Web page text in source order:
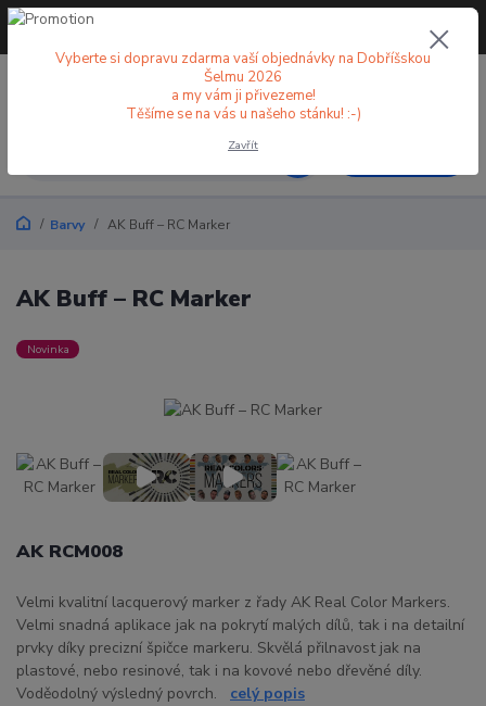
+420 773 998 582
Barvy AK Buff – RC Marker
AK Buff – RC Marker
Novinka
AK RCM008
Velmi kvalitní lacquerový marker z řady AK Real Color Markers.
Velmi snadná aplikace jak na pokrytí malých dílů, tak i na detailní
prvky díky precizní špičce markeru. Skvělá přilnavost jak na
plastové, nebo resinové, tak i na kovové nebo dřevěné díly.
Voděodolný výsledný povrch. celý popis
Vyberte si dopravu zdarma vaší objednávky na Dobříšskou
Šelmu 2026
a my vám ji přivezeme!
Těšíme se na vás u našeho stánku! :-)
Zavřít